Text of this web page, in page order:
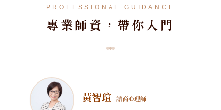
PROFESSIONAL GUIDANCE
專業師資，帶你入門
黃智瑄 諮商心理師